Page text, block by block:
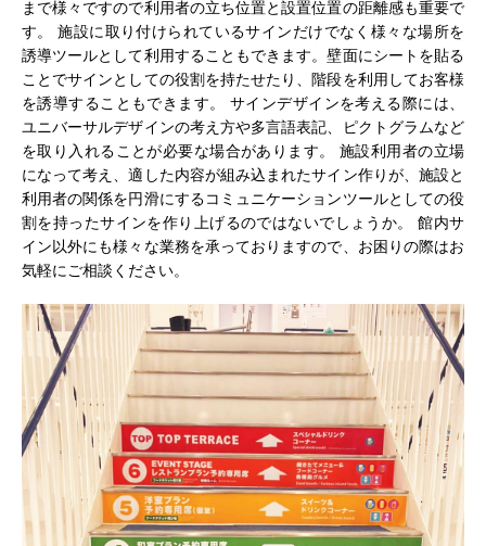
まで様々ですので利用者の立ち位置と設置位置の距離感も重要で
す。 施設に取り付けられているサインだけでなく様々な場所を
誘導ツールとして利用することもできます。壁面にシートを貼る
ことでサインとしての役割を持たせたり、階段を利用してお客様
を誘導することもできます。 サインデザインを考える際には、
ユニバーサルデザインの考え方や多言語表記、ピクトグラムなど
を取り入れることが必要な場合があります。 施設利用者の立場
になって考え、適した内容が組み込まれたサイン作りが、施設と
利用者の関係を円滑にするコミュニケーションツールとしての役
割を持ったサインを作り上げるのではないでしょうか。 館内サ
イン以外にも様々な業務を承っておりますので、お困りの際はお
気軽にご相談ください。